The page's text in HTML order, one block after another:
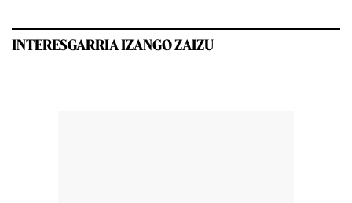
INTERESGARRIA IZANGO ZAIZU